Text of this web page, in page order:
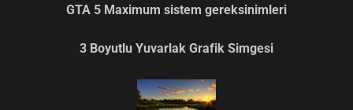
GTA 5 Maximum sistem gereksinimleri
3 Boyutlu Yuvarlak Grafik Simgesi